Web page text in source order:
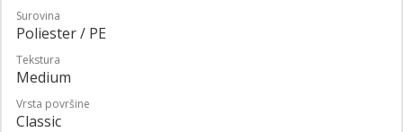
Surovina
Poliester / PE
Tekstura
Medium
Vrsta površine
Classic